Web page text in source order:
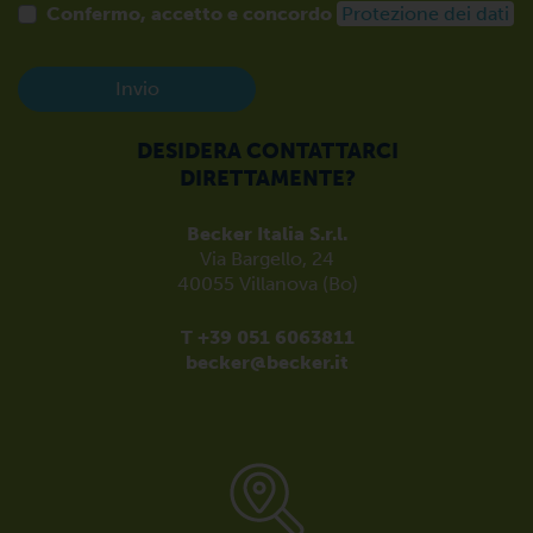
Confermo, accetto e concordo Protezione dei dati
Invio
DESIDERA CONTATTARCI
DIRETTAMENTE?
Becker Italia S.r.l.
Via Bargello, 24
40055 Villanova (Bo)
T +39 051 6063811
becker@becker.it